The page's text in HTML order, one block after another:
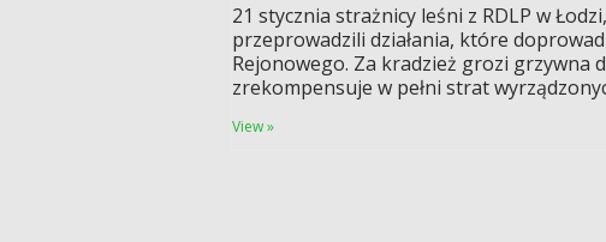
21 stycznia strażnicy leśni z RDLP w
przeprowadzili działania, które
Rejonowego. Za kradzież grozi grzywna
zrekompensuje w pełni strat
View »